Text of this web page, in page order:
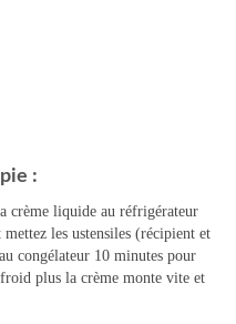
:
crème liquide au réfrigérateur
les ustensiles (récipient et
congélateur 10 minutes pour
plus la crème monte vite et